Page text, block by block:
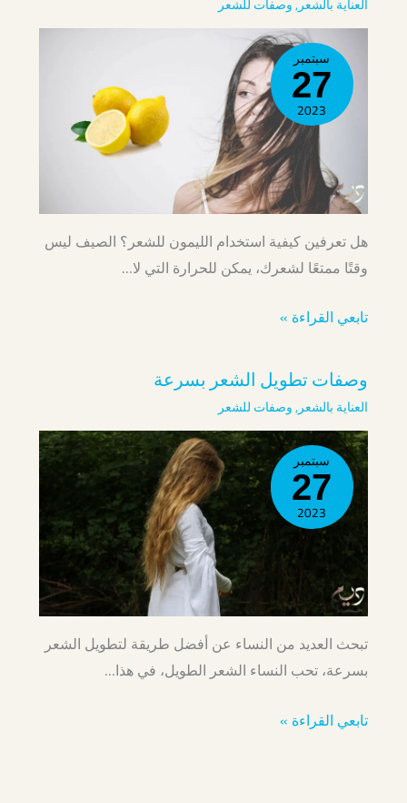
سبتمبر
27
2023
هل تعرفين كيفية استخدام الليمون للشعر؟ الصيف ليس
وقتًا ممتعًا لشعرك، يمكن للحرارة التي لا…
تابعي القراءة »
وصفات تطويل الشعر بسرعة
العناية بالشعر,وصفات للشعر
سبتمبر
27
2023
تبحث العديد من النساء عن أفضل طريقة لتطويل الشعر
بسرعة، تحب النساء الشعر الطويل، في هذا…
تابعي القراءة »